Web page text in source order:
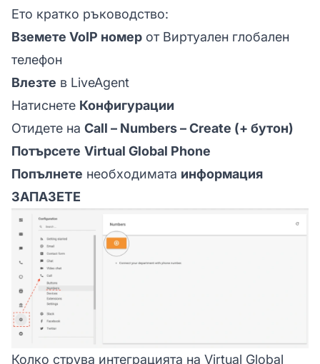
Ето кратко ръководство:
Вземете VoIP номер от Виртуален глобален
телефон
Влезте в LiveAgent
Натиснете Конфигурации
Отидете на Call – Numbers – Create (+ бутон)
Потърсете Virtual Global Phone
Попълнете необходимата информация
ЗАПАЗЕТЕ
Колко струва интеграцията на Virtual Global